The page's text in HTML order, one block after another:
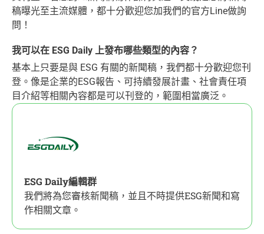
稿曝光至主流媒體，都十分歡迎您加我們的官方Line做詢
問！
我可以在 ESG Daily 上發布哪些類型的內容？
基本上只要是與 ESG 有關的新聞稿，我們都十分歡迎您刊
登。像是企業的ESG報告、可持續發展計畫、社會責任項
目介紹等相關內容都是可以刊登的，範圍相當廣泛。
ESG Daily編輯群
我們將為您審核新聞稿，並且不時提供ESG新聞和寫
作相關文章。